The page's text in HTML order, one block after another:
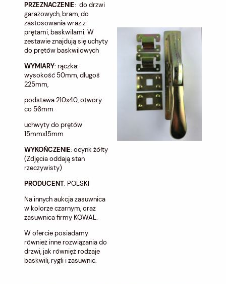
PRZEZNACZENIE: do drzwi
garażowych, bram, do
zastosowania wraz z
prętami, baskwilami. W
zestawie znajdują się uchyty
do prętów baskwilowych
WYMIARY: rączka:
wysokość 50mm, długoś
225mm,
podstawa 210x40, otwory
co 56mm
uchwyty do prętów
15mmx15mm
WYKOŃCZENIE: ocynk żółty
(Zdjęcia oddają stan
rzeczywisty)
PRODUCENT: POLSKI
Na innych aukcja zasuwnica
w kolorze czarnym, oraz
zasuwnica firmy KOWAL.
W ofercie posiadamy
również inne rozwiązania do
drzwi, jak równięż rodzaje
baskwili, rygli i zasuwnic.